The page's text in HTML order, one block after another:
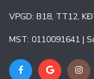
VPGD: B18, TT12,
MST: 0110091641 |